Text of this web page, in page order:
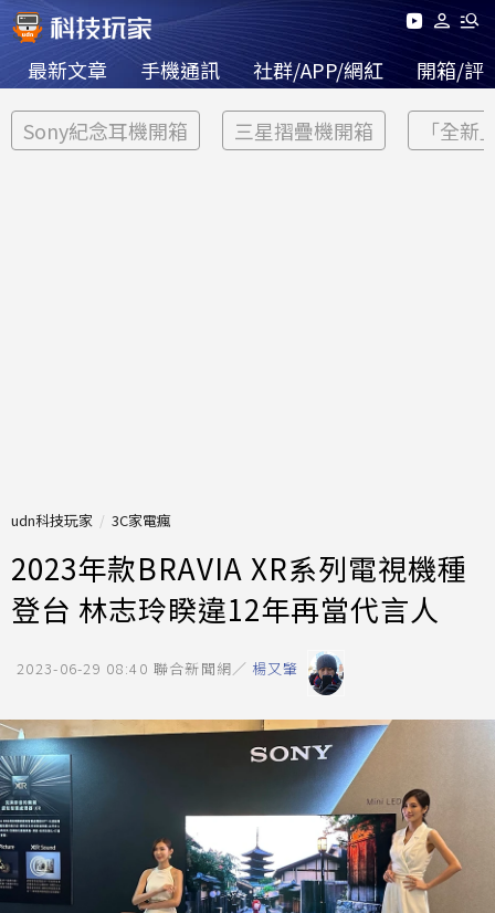
最新文章 手機通訊 社群/APP/網紅 開箱/評
Sony紀念耳機開箱 三星摺疊機開箱 「全新
udn科技玩家 3C家電瘋
2023年款BRAVIA XR系列電視機種
登台 林志玲睽違12年再當代言人
2023-06-29 08:40 聯合新聞網／ 楊又肇